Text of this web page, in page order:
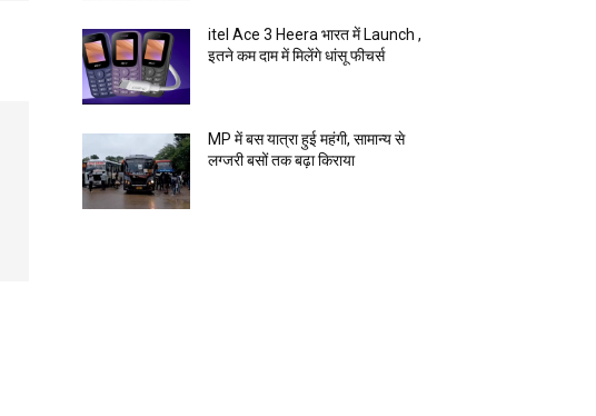
itel Ace 3 Heera भारत में Launch ,
इतने कम दाम में मिलेंगे धांसू फीचर्स
MP में बस यात्रा हुई महंगी, सामान्य से
लग्जरी बसों तक बढ़ा किराया